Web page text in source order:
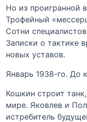
Но из проигранной
Трофейный
Сотни
Записки о тактике
новых уставов.
Январь 1938-го. До
Кошкин строит
мире. Яковлев и
истребитель